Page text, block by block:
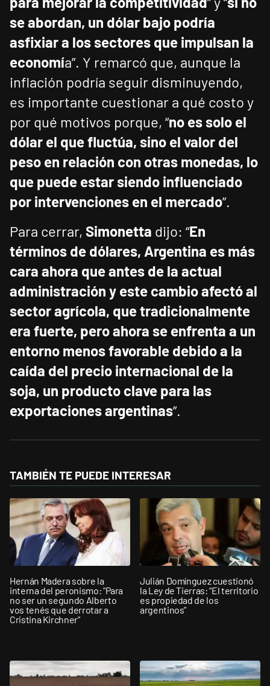
se abordan, un dólar bajo podría
asfixiar a los sectores que impulsan la
economía”. Y remarcó que, aunque la
inflación podría seguir disminuyendo,
es importante cuestionar a qué costo y
por qué motivos porque, “no es solo el
dólar el que fluctúa, sino el valor del
peso en relación con otras monedas, lo
que puede estar siendo influenciado
por intervenciones en el mercado”.
Para cerrar, Simonetta dijo: “En
términos de dólares, Argentina es más
cara ahora que antes de la actual
administración y este cambio afectó al
sector agrícola, que tradicionalmente
era fuerte, pero ahora se enfrenta a un
entorno menos favorable debido a la
caída del precio internacional de la
soja, un producto clave para las
exportaciones argentinas”.
TAMBIÉN TE PUEDE INTERESAR
Hernán Madera sobre la
interna del peronismo: "Para
no ser un segundo Alberto
vos tenés que derrotar a
Cristina Kirchner”
Julián Domínguez cuestionó
la Ley de Tierras: “El territorio
es propiedad de los
argentinos”